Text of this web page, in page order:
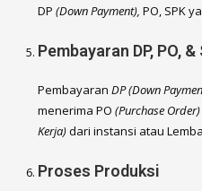
DP(Down Payment), PO, SPK
Pembayaran DP, PO, &
PembayaranDP (Down
menerima PO(Purchase Order)
Kerja)dari instansi atau
Proses Produksi